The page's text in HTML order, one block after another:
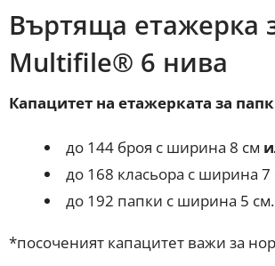
Въртяща етажерка
Multifile® 6 нива
Капацитет на етажерката за
до 144 броя с ширина 8 см
до 168 класьора с ширина 7
до 192 папки с ширина 5 см.
*посоченият капацитет важи за